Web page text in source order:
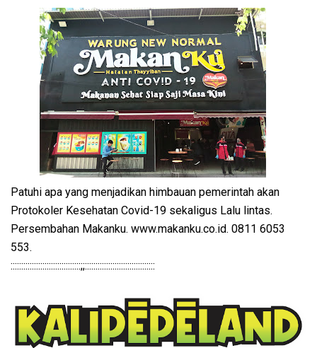
Patuhi apa yang menjadikan himbauan pemerintah akan
Protokoler Kesehatan Covid-19 sekaligus Lalu lintas.
Persembahan Makanku. www.makanku.co.id. 0811 6053
553.
:::::::::::::::::::::::::::::::::;;:::::::::::::::::::::::::::::::::